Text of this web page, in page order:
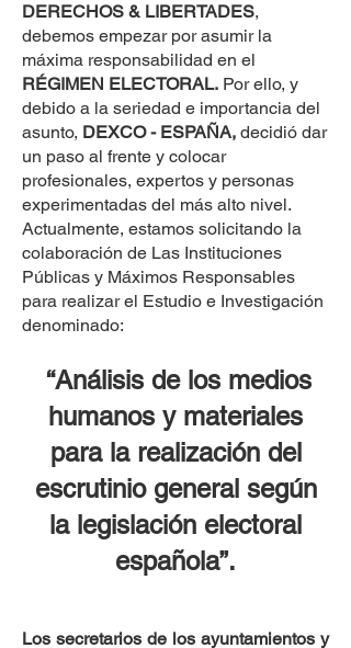
DERECHOS & LIBERTADES,
debemos empezar por asumir la
máxima responsabilidad en el
RÉGIMEN ELECTORAL. Por ello, y
debido a la seriedad e importancia del
asunto, DEXCO - ESPAÑA, decidió dar
un paso al frente y colocar
profesionales, expertos y personas
experimentadas del más alto nivel.
Actualmente, estamos solicitando la
colaboración de Las Instituciones
Públicas y Máximos Responsables
para realizar el Estudio e Investigación
denominado:
“Análisis de los medios
humanos y materiales
para la realización del
escrutinio general según
la legislación electoral
española”.
Los secretarios de los ayuntamientos y